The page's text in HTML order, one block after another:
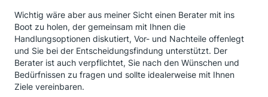
Wichtig wäre aber aus meiner Sicht einen Berater mit ins
Boot zu holen, der gemeinsam mit Ihnen die
Handlungsoptionen diskutiert, Vor- und Nachteile offenlegt
und Sie bei der Entscheidungsfindung unterstützt. Der
Berater ist auch verpflichtet, Sie nach den Wünschen und
Bedürfnissen zu fragen und sollte idealerweise mit Ihnen
Ziele vereinbaren.